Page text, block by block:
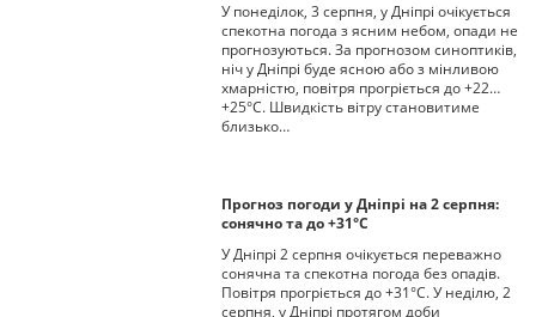
У понеділок, 3 серпня, у Дніпрі очікується
спекотна погода з ясним небом, опади не
прогнозуються. За прогнозом синоптиків,
ніч у Дніпрі буде ясною або з мінливою
хмарністю, повітря прогріється до +22…
+25°С. Швидкість вітру становитиме
близько…
Прогноз погоди у Дніпрі на 2 серпня:
сонячно та до +31°С
У Дніпрі 2 серпня очікується переважно
сонячна та спекотна погода без опадів.
Повітря прогріється до +31°С. У неділю, 2
серпня, у Дніпрі протягом доби